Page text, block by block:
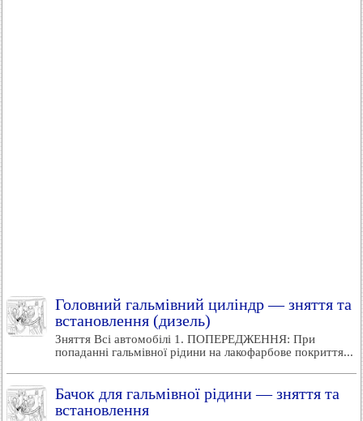
Головний гальмівний циліндр — зняття та
встановлення (дизель)
Зняття Всі автомобілі 1. ПОПЕРЕДЖЕННЯ: При
попаданні гальмівної рідини на лакофарбове покриття...
Бачок для гальмівної рідини — зняття та
встановлення